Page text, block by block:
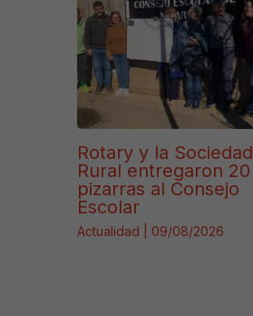
Rotary y la Sociedad
Rural entregaron 20
pizarras al Consejo
Escolar
Actualidad 09/08/2026